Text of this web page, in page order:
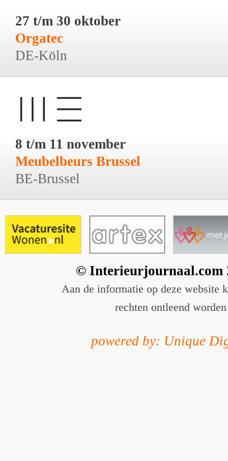
27 t/m 30 oktober
Orgatec
DE-Köln
8 t/m 11 november
Meubelbeurs Brussel
BE-Brussel
© Interieurjournaal.com
Aan de informatie op deze website
rechten ontleend worden
powered by: Unique